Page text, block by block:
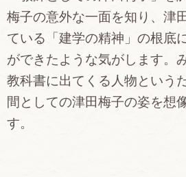
梅子の意外な一面を知り、津
ている「建学の精神」の根底
ができたような気がします。
教科書に出てくる人物という
間としての津田梅子の姿を想
す。